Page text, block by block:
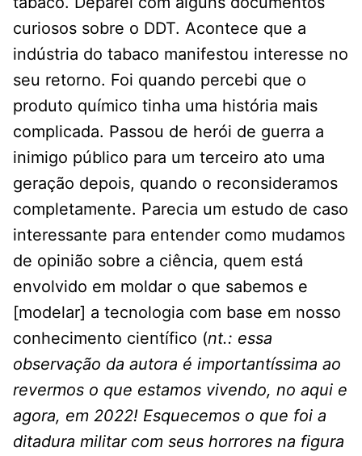
curiosos sobre o DDT. Acontece que a
indústria do tabaco manifestou interesse no
seu retorno. Foi quando percebi que o
produto químico tinha uma história mais
complicada. Passou de herói de guerra a
inimigo público para um terceiro ato uma
geração depois, quando o reconsideramos
completamente. Parecia um estudo de caso
interessante para entender como mudamos
de opinião sobre a ciência, quem está
envolvido em moldar o que sabemos e
[modelar] a tecnologia com base em nosso
conhecimento científico (nt.: essa
observação da autora é importantíssima ao
revermos o que estamos vivendo, no aqui e
agora, em 2022! Esquecemos o que foi a
ditadura militar com seus horrores na figura